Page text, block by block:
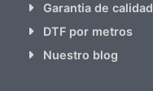
Garantia de calidad
DTF por metros
Nuestro blog